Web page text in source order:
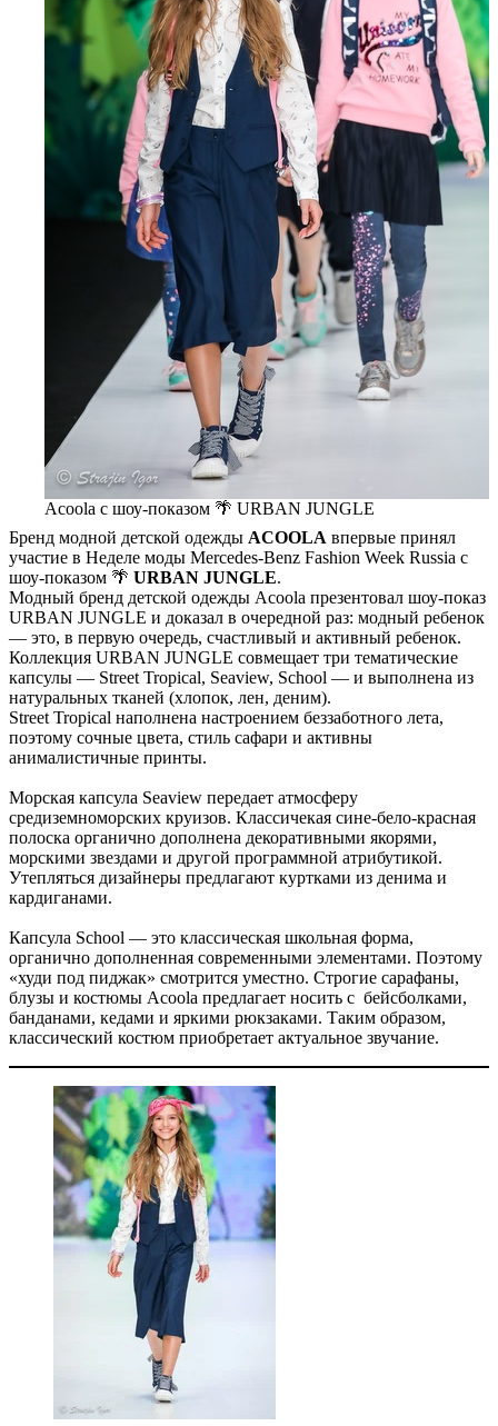
Acoola с шоу-показом 🌴 URBAN JUNGLE
Бренд модной детской одежды ACOOLA впервые принял
участие в Неделе моды Mercedes-Benz Fashion Week Russia с
шоу-показом 🌴 URBAN JUNGLE.
Модный бренд детской одежды Acoola презентовал шоу-показ
URBAN JUNGLE и доказал в очередной раз: модный ребенок
— это, в первую очередь, счастливый и активный ребенок.
Коллекция URBAN JUNGLE совмещает три тематические
капсулы — Street Tropical, Seaview, School — и выполнена из
натуральных тканей (хлопок, лен, деним).
Street Tropical наполнена настроением беззаботного лета,
поэтому сочные цвета, стиль сафари и активны
анималистичные принты.
Морская капсула Seaview передает атмосферу
средиземноморских круизов. Классичекая cине-бело-красная
полоска органично дополнена декоративными якорями,
морскими звездами и другой программной атрибутикой.
Утепляться дизайнеры предлагают куртками из денима и
кардиганами.
Капсула School — это классическая школьная форма,
органично дополненная современными элементами. Поэтому
«худи под пиджак» смотрится уместно. Строгие сарафаны,
блузы и костюмы Acoola предлагает носить с бейсболками,
банданами, кедами и яркими рюкзаками. Таким образом,
классический костюм приобретает актуальное звучание.